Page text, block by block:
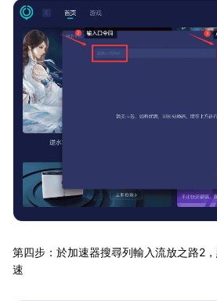
第四步：於加速器搜尋列輸入流放之路2
速